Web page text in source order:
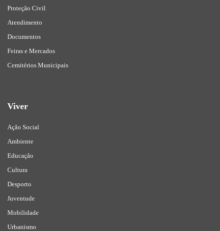
Proteção Civil
Atendimento
Documentos
Feiras e Mercados
Cemitérios Municipais
Viver
Ação Social
Ambiente
Educação
Cultura
Desporto
Juventude
Mobilidade
Urbanismo